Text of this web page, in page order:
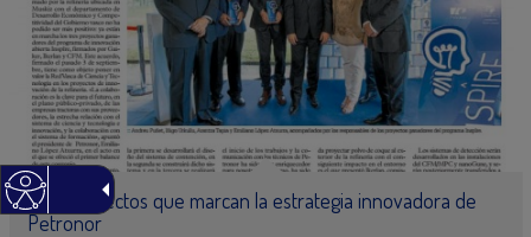
Tres proyectos que marcan la estrategia innovadora de
Petronor